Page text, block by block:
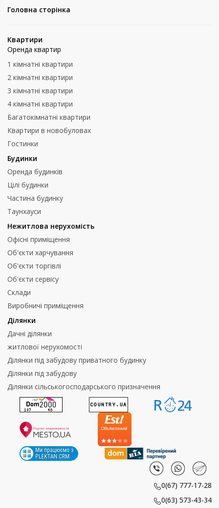
Головна сторінка
Квартири
Оренда квартир
1 кімнатні квартири
2 кімнатні квартири
3 кімнатні квартири
4 кімнатні квартири
Багатокімнатні квартири
Квартири в новобуловах
Гостинки
Будинки
Оренда будинків
Цілі будинки
Частина будинку
Таунхауси
Нежитлова нерухомість
Офісні приміщення
Об'єкти харчування
Об'єкти торгівлі
Об'єкти сервісу
Склади
Виробничі приміщення
Ділянки
Дачні ділянки
житлової нерухомості
Ділянки під забудову приватного будинку
Ділянки під забудову
Ділянки сільськогосподарського призначення
0(67) 777-17-28
0(63) 573-43-34